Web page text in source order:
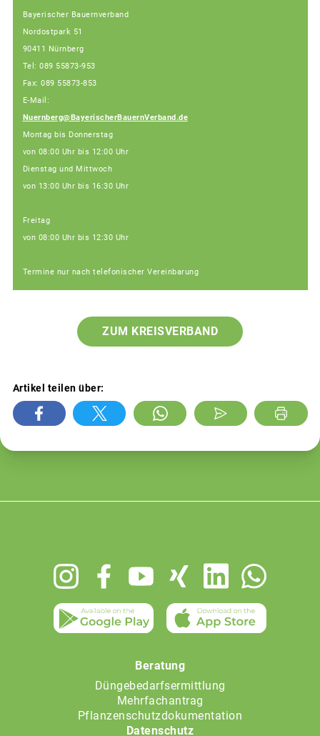
Bayerischer Bauernverband
Nordostpark 51
90411 Nürnberg
Tel: 089 55873-953
Fax: 089 55873-853
E-Mail:
Nuernberg@BayerischerBauernVerband.de
Montag bis Donnerstag
von 08:00 Uhr bis 12:00 Uhr
Dienstag und Mittwoch
von 13:00 Uhr bis 16:30 Uhr
Freitag
von 08:00 Uhr bis 12:30 Uhr
Termine nur nach telefonischer Vereinbarung
ZUM KREISVERBAND
Artikel teilen über:
Beratung
Düngebedarfsermittlung
Mehrfachantrag
Pflanzenschutzdokumentation
Datenschutz